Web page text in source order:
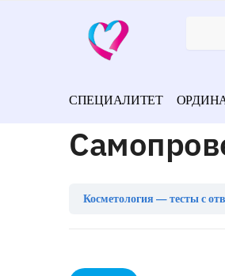
СПЕЦИАЛИТЕТ
Косметология — тесты с